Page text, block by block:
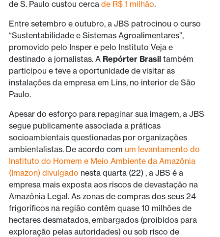
de S. Paulo custou cerca de R$ 1 milhão.
Entre setembro e outubro, a JBS patrocinou o curso
“Sustentabilidade e Sistemas Agroalimentares”,
promovido pelo Insper e pelo Instituto Veja e
destinado a jornalistas. A Repórter Brasiltambém
participou e teve a oportunidade de visitar as
instalações da empresa em Lins, no interior de São
Paulo.
Apesar do esforço para repaginar sua imagem, a JBS
segue publicamente associada a práticas
socioambientais questionadas por organizações
ambientalistas. De acordo com um levantamento do
Instituto do Homem e Meio Ambiente da Amazônia
(Imazon) divulgado nesta quarta (22) , a JBS é a
empresa mais exposta aos riscos de devastação na
Amazônia Legal. As zonas de compras dos seus 24
frigoríficos na região contêm quase 10 milhões de
hectares desmatados, embargados (proibidos para
exploração pelas autoridades) ou sob risco de